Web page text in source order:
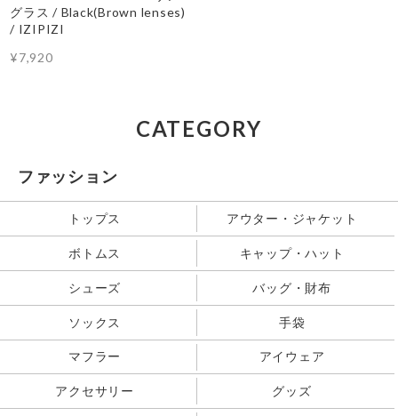
グラス / Black(Brown lenses)
/ IZIPIZI
¥7,920
CATEGORY
ファッション
トップス アウター・ジャケット
ボトムス キャップ・ハット
シューズ バッグ・財布
ソックス 手袋
マフラー アイウェア
アクセサリー グッズ